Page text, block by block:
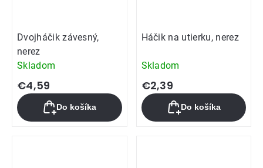
Dvojháčik závesný,
nerez
Skladom
€4,59
Do košíka
Háčik na utierku, nerez
Skladom
€2,39
Do košíka